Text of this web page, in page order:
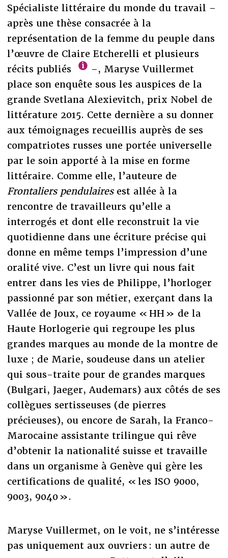
Spécialiste littéraire du monde du travail –
après une thèse consacrée à la
représentation de la femme du peuple dans
l’œuvre de Claire Etcherelli et plusieurs
récits publiés
–, Maryse Vuillermet
place son enquête sous les auspices de la
grande Svetlana Alexievitch, prix Nobel de
littérature 2015. Cette dernière a su donner
aux témoignages recueillis auprès de ses
compatriotes russes une portée universelle
par le soin apporté à la mise en forme
littéraire. Comme elle, l’auteure de
Frontaliers pendulairesest allée à la
rencontre de travailleurs qu’elle a
interrogés et dont elle reconstruit la vie
quotidienne dans une écriture précise qui
donne en même temps l’impression d’une
oralité vive. C’est un livre qui nous fait
entrer dans les vies de Philippe, l’horloger
passionné par son métier, exerçant dans la
Vallée de Joux, ce royaume « HH » de la
Haute Horlogerie qui regroupe les plus
grandes marques au monde de la montre de
luxe ; de Marie, soudeuse dans un atelier
qui sous-traite pour de grandes marques
(Bulgari, Jaeger, Audemars) aux côtés de ses
collègues sertisseuses (de pierres
précieuses), ou encore de Sarah, la Franco-
Marocaine assistante trilingue qui rêve
d’obtenir la nationalité suisse et travaille
dans un organisme à Genève qui gère les
certifications de qualité, « les ISO 9000,
9003, 9040 ».
Maryse Vuillermet, on le voit, ne s’intéresse
pas uniquement aux ouvriers : un autre de